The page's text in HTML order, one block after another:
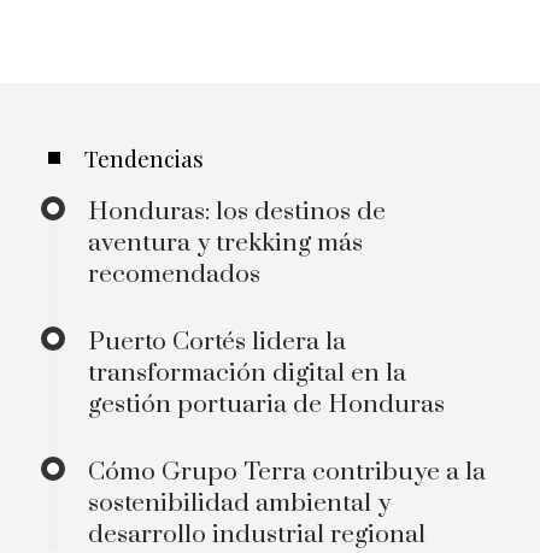
Tendencias
Honduras: los destinos de
aventura y trekking más
recomendados
Puerto Cortés lidera la
transformación digital en la
gestión portuaria de Honduras
Cómo Grupo Terra contribuye a la
sostenibilidad ambiental y
desarrollo industrial regional